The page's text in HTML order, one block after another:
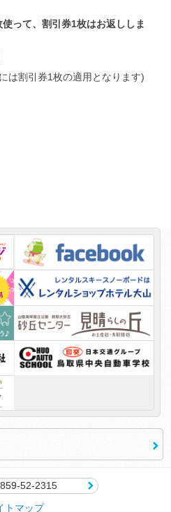
って、割引券1枚はお返ししま
は割引券1枚の適用となります)
52-2315
トマップ